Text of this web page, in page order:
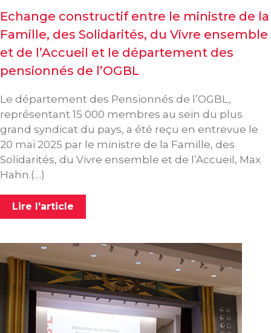
Echange constructif entre le ministre de la
Famille, des Solidarités, du Vivre ensemble
et de l’Accueil et le département des
pensionnés de l’OGBL
Le département des Pensionnés de l’OGBL,
représentant 15 000 membres au sein du plus
grand syndicat du pays, a été reçu en entrevue le
20 mai 2025 par le ministre de la Famille, des
Solidarités, du Vivre ensemble et de l’Accueil, Max
Hahn.(…)
Lire l'article